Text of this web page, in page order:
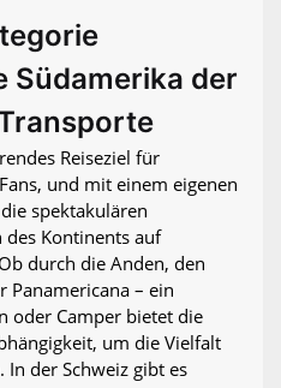
Südamerika der
Reiseziel für
und mit einem eigenen
spektakulären
Kontinents auf
durch die Anden, den
Panamericana – ein
oder Camper bietet die
um die Vielfalt
In der Schweiz gibt es